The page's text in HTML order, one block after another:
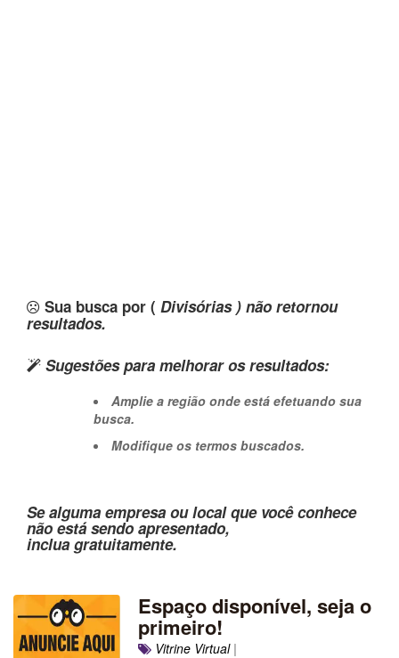
Sua busca por ( Divisórias ) não retornou
resultados.
Sugestões para melhorar os resultados:
Amplie a região onde está efetuando sua
busca.
Modifique os termos buscados.
Se alguma empresa ou local que você conhece
não está sendo apresentado,
inclua gratuitamente.
Espaço disponível, seja o
primeiro!
Vitrine Virtual|